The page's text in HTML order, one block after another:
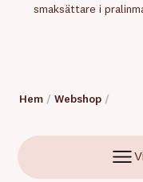
smaksättare i
Hem / Webshop /